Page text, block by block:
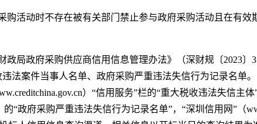
购活动时不存在被有关部门禁止参与政府采购活动且在有
政局政府采购供应商信用信息管理办法》（深财规〔2023
法案件当事人名单、政府采购严重违法失信行为记录名单
）“信用服务”栏的“重大税收违法失信主
的“政府采购严重违法失信行为记录名单”，“深圳信用网”（